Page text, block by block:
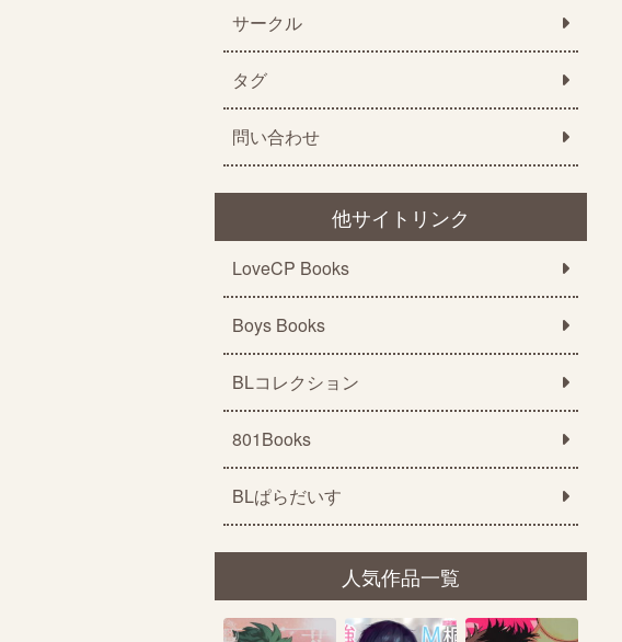
サークル
タグ
問い合わせ
他サイトリンク
LoveCP Books
Boys Books
BLコレクション
801Books
BLぱらだいす
人気作品一覧